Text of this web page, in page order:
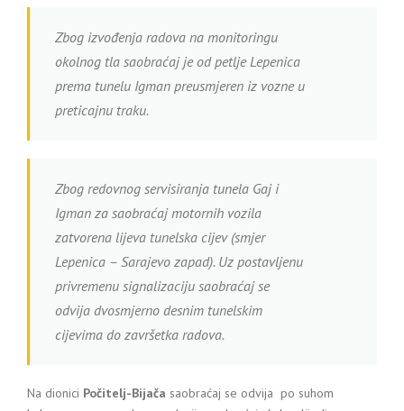
Zbog izvođenja radova na monitoringu
okolnog tla saobraćaj je od petlje Lepenica
prema tunelu Igman preusmjeren iz vozne u
preticajnu traku.
Zbog redovnog servisiranja tunela Gaj i
Igman za saobraćaj motornih vozila
zatvorena lijeva tunelska cijev (smjer
Lepenica – Sarajevo zapad). Uz postavljenu
privremenu signalizaciju saobraćaj se
odvija dvosmjerno desnim tunelskim
cijevima do završetka radova.
Na dionici Počitelj-Bijača saobraćaj se odvija po suhom